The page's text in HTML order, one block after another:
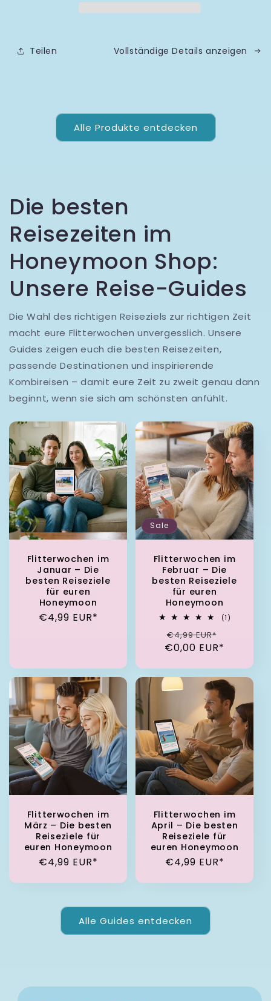
Teilen Vollständige Details anzeigen
Alle Produkte entdecken
Die besten
Reisezeiten im
Honeymoon Shop:
Unsere Reise-Guides
Die Wahl des richtigen Reiseziels zur richtigen Zeit
macht eure Flitterwochen unvergesslich. Unsere
Guides zeigen euch die besten Reisezeiten,
passende Destinationen und inspirierende
Kombireisen – damit eure Zeit zu zweit genau dann
beginnt, wenn sie sich am schönsten anfühlt.
Flitterwochen im
Januar – Die
besten Reiseziele
für euren
Honeymoon
Normaler Preis
€4,99 EUR*
Sale
Flitterwochen im
Februar – Die
besten Reiseziele
für euren
Honeymoon
(1)
Normaler Preis
€4,99 EUR*
€0,00 EUR*
Flitterwochen im
März – Die besten
Reiseziele für
euren Honeymoon
Normaler Preis
€4,99 EUR*
Flitterwochen im
April – Die besten
Reiseziele für
euren Honeymoon
Normaler Preis
€4,99 EUR*
Alle Guides entdecken